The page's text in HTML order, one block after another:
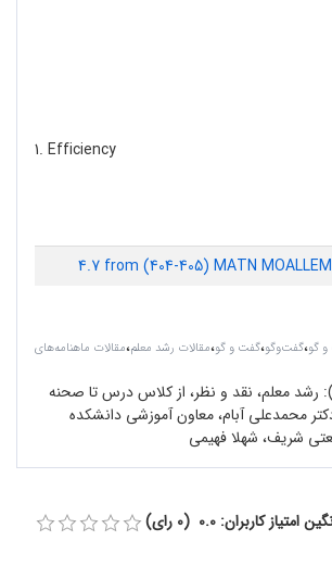
1. Efficiency
4.7 from (404-405) MATN
گو،گفت‌وگو،گفت و گو،مقالات رشد معلم،مقالات ماهنامه‌های
رشد معلم، نقد و نظر، از کلاس درس تا صحنه
محمدعلی آبام، معاون آموزشی دانشکده
شریف، شهلا فهیمی
امتیاز کاربران: 0.0 (0 رای)